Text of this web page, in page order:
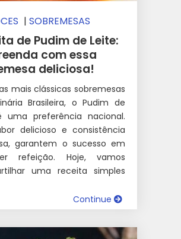
| SOBREMESAS
de Pudim de Leite:
com essa
deliciosa!
mais clássicas sobremesas
Brasileira, o Pudim de
uma preferência nacional.
delicioso e consistência
garantem o sucesso em
refeição. Hoje, vamos
uma receita simples
Continue